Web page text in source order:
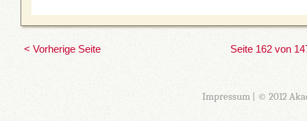
< Vorherige Seite Seite 162 von
Impressum| © 2012